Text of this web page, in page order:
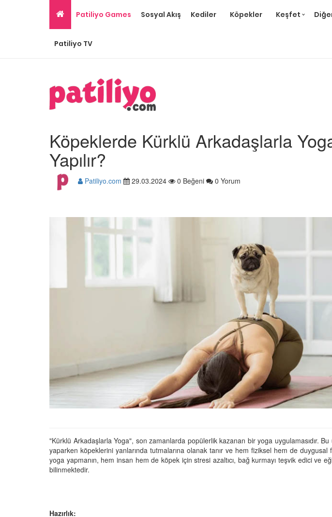
Patiliyo Games Sosyal Akış Kediler Köpekler Keşfet
Patiliyo TV
Köpeklerde Kürklü Arkadaşlarla
Yapılır?
Patiliyo.com 29.03.2024 0 Beğeni 0 Yorum
"Kürklü Arkadaşlarla Yoga", son zamanlarda popülerlik kazanan bir yoga uygulamasıdır.
yaparken köpeklerini yanlarında tutmalarına olanak tanır ve hem fiziksel hem de
yoga yapmanın, hem insan hem de köpek için stresi azaltıcı, bağ kurmayı teşvik edici ve
bilinmektedir.
Hazırlık:
01.01.2025
Köpeklerle İlgili Ünlü Sözler ve
İzmir’deki Hayvan Barınakları
22.05.2020
Ankara’daki Hayvan Barınakları
22.05.2020
Köpeğim Su İçmiyor, Köpeklerin
Su İçmeme Sebepleri
22.05.2020
Su